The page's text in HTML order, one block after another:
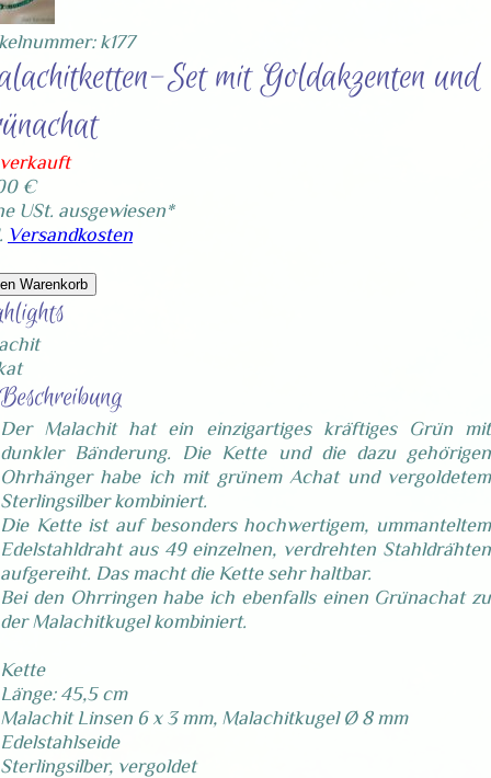
k177
Set mit Goldakzenten und
€
USt. ausgewiesen*
Versandkosten
Warenkorb
Beschreibung
Der Malachit hat ein einzigartiges kräftiges Grün mit
dunkler Bänderung. Die Kette und die dazu gehörigen
Ohrhänger habe ich mit grünem Achat und vergoldetem
Sterlingsilber kombiniert.
Die Kette ist auf besonders hochwertigem, ummanteltem
Edelstahldraht aus 49 einzelnen, verdrehten Stahldrähten
aufgereiht. Das macht die Kette sehr haltbar.
Bei den Ohrringen habe ich ebenfalls einen Grünachat zu
der Malachitkugel kombiniert.
Kette
Länge: 45,5 cm
Malachit Linsen 6 x 3 mm, Malachitkugel Ø 8 mm
Edelstahlseide
Sterlingsilber, vergoldet